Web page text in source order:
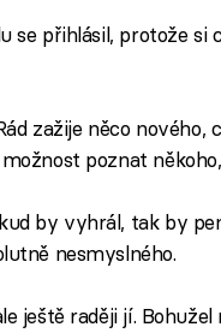
se přihlásil, protože
zažije něco
poznat
by vyhrál, tak by
nesmyslného.
ještě raději jí.